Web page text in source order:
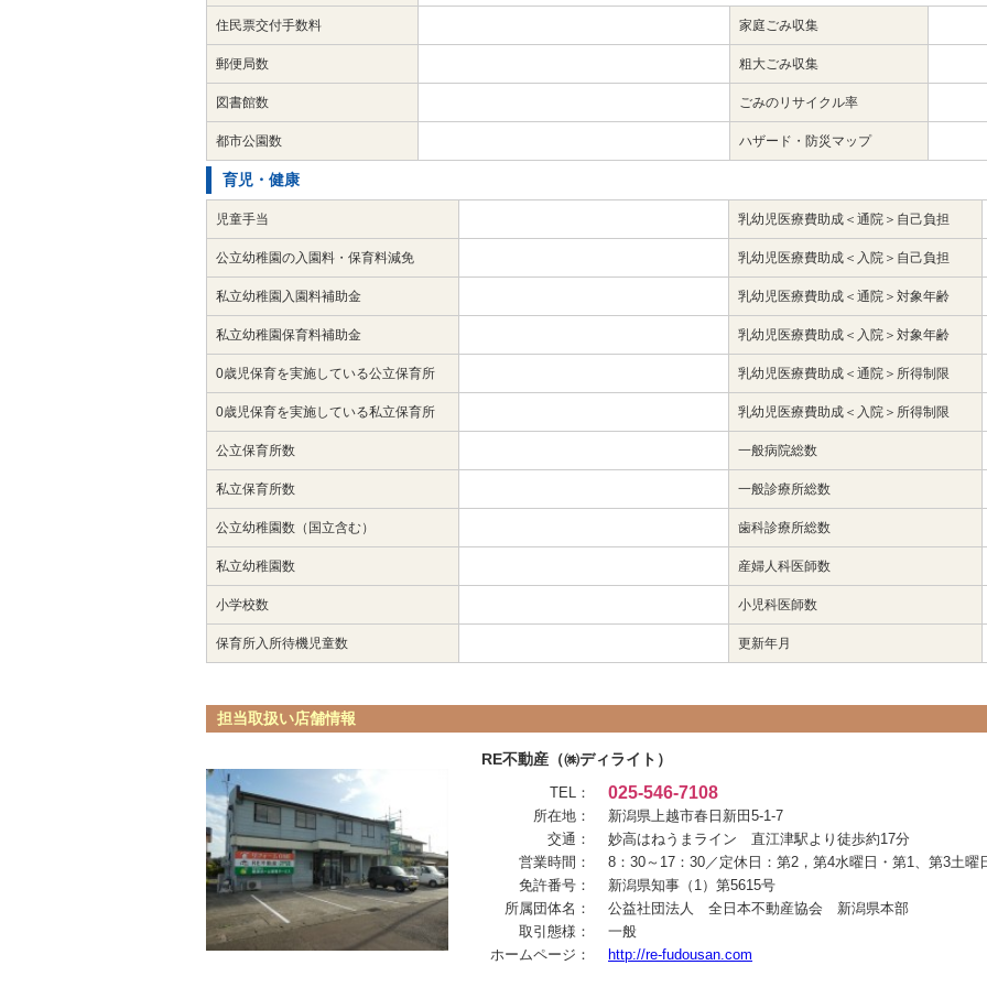
住民票交付手数料 家庭ごみ収集
郵便局数 粗大ごみ収集
図書館数 ごみのリサイクル率
都市公園数 ハザード・防災マップ
育児・健康
児童手当 乳幼児医療費助成＜通院＞自己負担
公立幼稚園の入園料・保育料減免 乳幼児医療費助成＜入院＞自己負担
私立幼稚園入園料補助金 乳幼児医療費助成＜通院＞対象年齢
私立幼稚園保育料補助金 乳幼児医療費助成＜入院＞対象年齢
0歳児保育を実施している公立保育所 乳幼児医療費助成＜通院＞所得制限
0歳児保育を実施している私立保育所 乳幼児医療費助成＜入院＞所得制限
公立保育所数 一般病院総数
私立保育所数 一般診療所総数
公立幼稚園数（国立含む） 歯科診療所総数
私立幼稚園数 産婦人科医師数
小学校数 小児科医師数
保育所入所待機児童数 更新年月
担当取扱い店舗情報
RE不動産（㈱ディライト）
TEL： 025-546-7108
所在地：
新潟県上越市春日新田5-1-7
交通：
妙高はねうまライン 直江津駅より徒歩約17分
営業時間：
8：30～17：30／定休日：第2，第4水曜日・第1、第3土曜
免許番号：
新潟県知事（1）第5615号
所属団体名：
公益社団法人 全日本不動産協会 新潟県本部
取引態様：
一般
ホームページ：
http://re-fudousan.com